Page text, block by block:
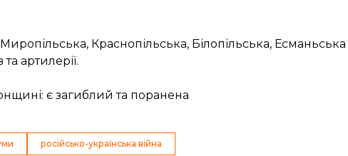
Краснопільська, Білопільська, Есманьська
артилерії.
є загиблий та поранена
російсько-українська війна